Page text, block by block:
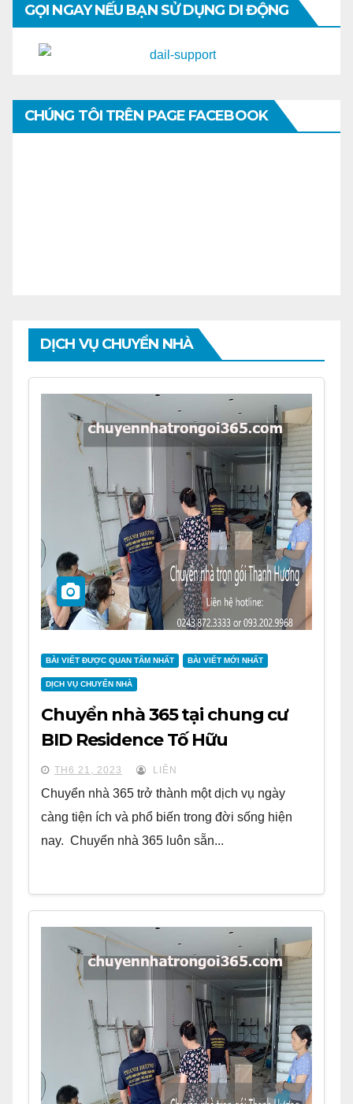
GỌI NGAY NẾU BẠN SỬ DỤNG DI ĐỘNG
CHÚNG TÔI TRÊN PAGE FACEBOOK
DỊCH VỤ CHUYỂN NHÀ
BÀI VIẾT ĐƯỢC QUAN TÂM NHẤT BÀI VIẾT MỚI NHẤT
DỊCH VỤ CHUYỂN NHÀ
Chuyển nhà 365 tại chung cư
BID Residence Tố Hữu
TH6 21, 2023 LIÊN
Chuyển nhà 365 trở thành một dịch vụ ngày
càng tiện ích và phổ biến trong đời sống hiện
nay. Chuyển nhà 365 luôn sẵn...